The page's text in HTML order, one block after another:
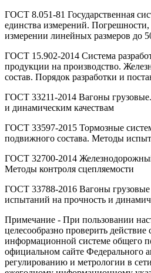
ГОСТ 8.051-81 Государственная
единства измерений.
измерении линейных размеров до
ГОСТ 15.902-2014 Система
продукции на производство.
состав. Порядок разработки и
ГОСТ 33211-2014 Вагоны
и динамическим качествам
ГОСТ 33597-2015 Тормозные
подвижного состава. Методы
ГОСТ 32700-2014
Методы контроля сцепляемости
ГОСТ 33788-2016 Вагоны
испытаний на прочность и
Примечание - При пользовании
целесообразно проверить
информационной системе общего
официальном сайте Федерального
регулированию и метрологии в